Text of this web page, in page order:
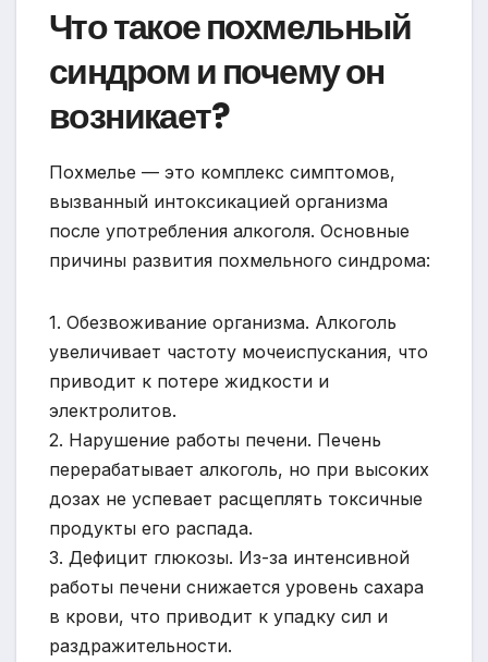
Что такое похмельный
синдром и почему он
возникает?
Похмелье — это комплекс симптомов,
вызванный интоксикацией организма
после употребления алкоголя. Основные
причины развития похмельного синдрома:
1. Обезвоживание организма. Алкоголь
увеличивает частоту мочеиспускания, что
приводит к потере жидкости и
электролитов.
2. Нарушение работы печени. Печень
перерабатывает алкоголь, но при высоких
дозах не успевает расщеплять токсичные
продукты его распада.
3. Дефицит глюкозы. Из-за интенсивной
работы печени снижается уровень сахара
в крови, что приводит к упадку сил и
раздражительности.